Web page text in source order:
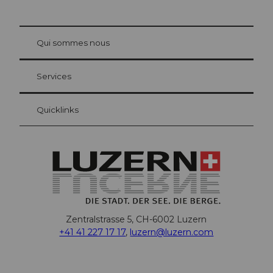
Carte d’hôte Lucerne
Vos avantages en tant qu'hôte pour la nuit
at Bre
Qui sommes nous
Services
Quicklinks
Zentralstrasse 5, CH-6002 Luzern
+41 41 227 17 17, luzern@luzern.com